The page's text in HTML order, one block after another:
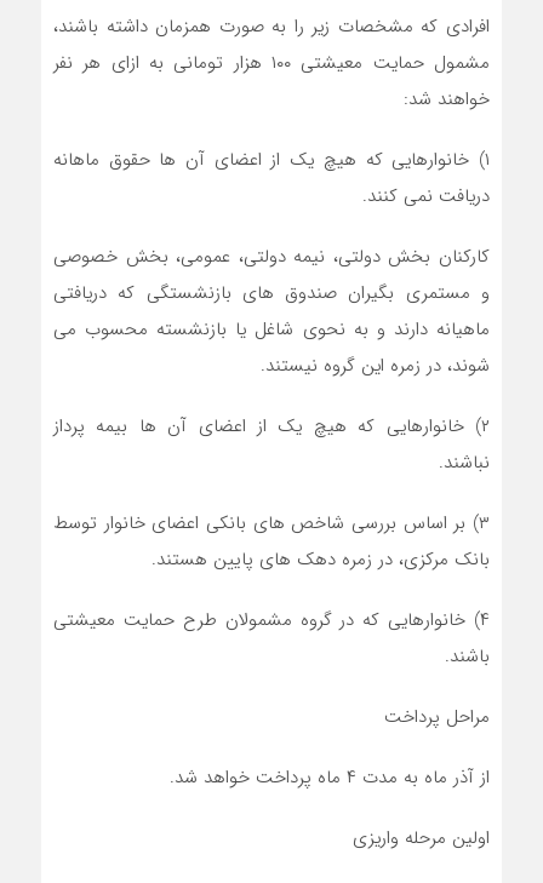
افرادی که مشخصات زیر را به صورت همزمان داشته باشند،
مشمول حمایت معیشتی ۱۰۰ هزار تومانی به ازای هر نفر
خواهند شد:
۱) خانوارهایی که هیچ یک از اعضای آن ها حقوق ماهانه
دریافت نمی کنند.
کارکنان بخش دولتی، نیمه دولتی، عمومی، بخش خصوصی
و مستمری بگیران صندوق های بازنشستگی که دریافتی
ماهیانه دارند و به نحوی شاغل یا بازنشسته محسوب می
شوند، در زمره این گروه نیستند.
۲) خانوارهایی که هیچ یک از اعضای آن ها بیمه پرداز
نباشند.
۳) بر اساس بررسی شاخص های بانکی اعضای خانوار توسط
بانک مرکزی، در زمره دهک های پایین هستند.
۴) خانوارهایی که در گروه مشمولان طرح حمایت معیشتی
باشند.
مراحل پرداخت
از آذر ماه به مدت ۴ ماه پرداخت خواهد شد.
اولین مرحله واریزی